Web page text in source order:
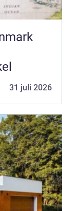
31 juli 2026